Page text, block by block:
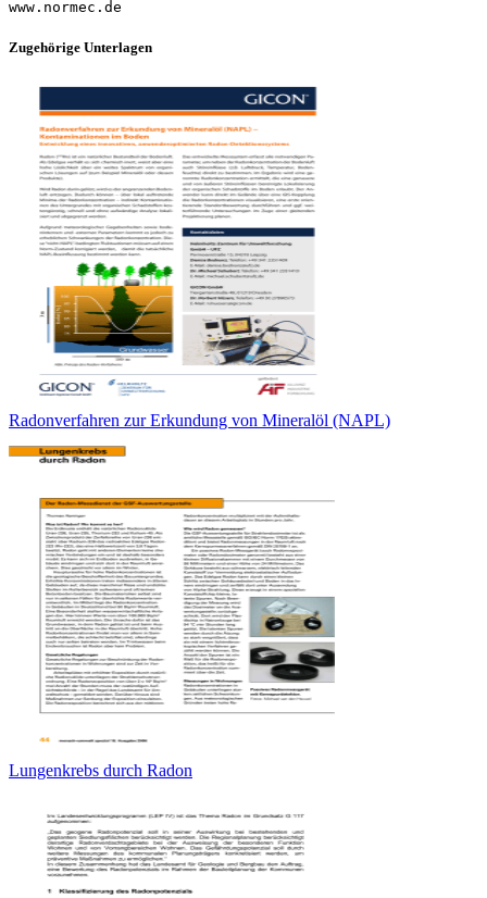
Zugehörige Unterlagen
Radonverfahren zur Erkundung von Mineralöl (NAPL)
Lungenkrebs durch Radon